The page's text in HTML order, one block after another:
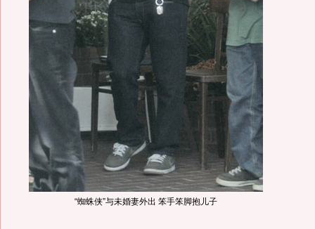
“蜘蛛侠”与未婚妻外出 笨手笨脚抱儿子